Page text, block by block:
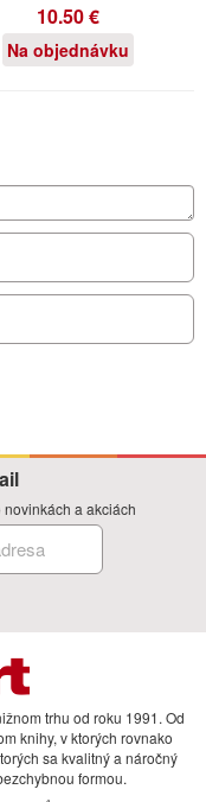
10.50 €
Na objednávku
a akciách
trhu od roku 1991. Od
knihy, v ktorých rovnako
sa kvalitný a náročný
formou.